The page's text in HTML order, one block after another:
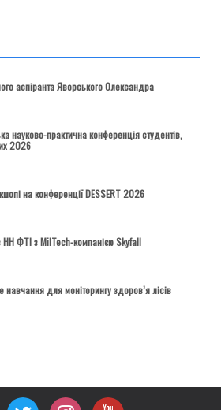
аспіранта Яворського Олександра
науково-практична конференція студентів,
2026
на конференції DESSERT 2026
НН ФТІ з MilTech-компанією Skyfall
для моніторингу здоров’я лісів